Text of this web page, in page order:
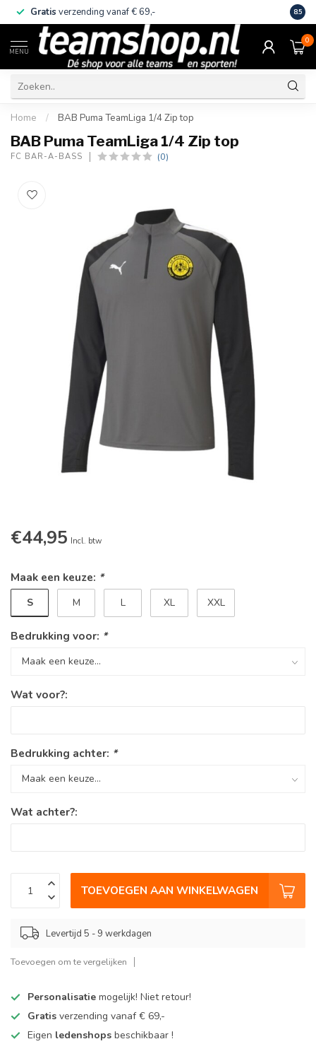
Gratis verzending vanaf € 69,- Eigen
8.5
MENU
0
Home / BAB Puma TeamLiga 1/4 Zip top
BAB Puma TeamLiga 1/4 Zip top
FC BAR-A-BASS (0)
€44,95 Incl. btw
Maak een keuze: *
S M L XL XXL
Bedrukking voor: *
Wat voor?:
Bedrukking achter: *
Wat achter?:
TOEVOEGEN AAN WINKELWAGEN
Levertijd 5 - 9 werkdagen
Toevoegen om te vergelijken
Personalisatie mogelijk! Niet retour!
Gratis verzending vanaf € 69,-
Eigen ledenshops beschikbaar !